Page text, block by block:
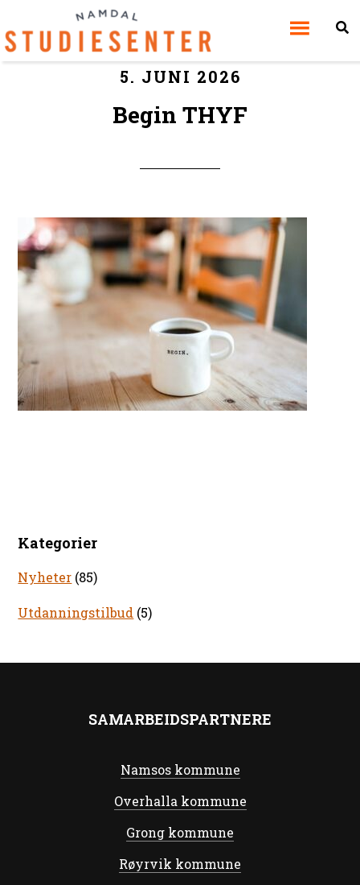
5. JUNI 2026
Begin THYF
Kategorier
Nyheter (85)
Utdanningstilbud (5)
SAMARBEIDSPARTNERE
Namsos kommune
Overhalla kommune
Grong kommune
Røyrvik kommune